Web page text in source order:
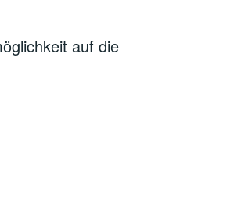
auf die